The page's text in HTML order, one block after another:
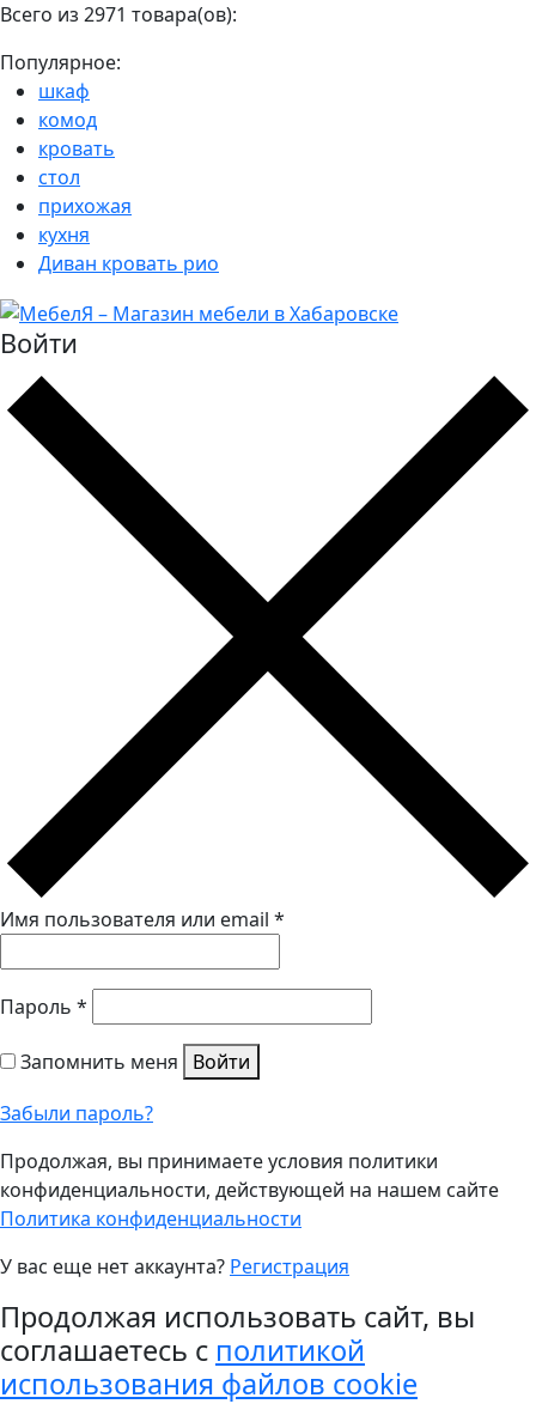
Всего из 2971 товара(ов):
Популярное:
шкаф
комод
кровать
стол
прихожая
кухня
Диван кровать рио
Войти
Имя пользователя или email *
Пароль *
Запомнить меня
Войти
Забыли пароль?
Продолжая, вы принимаете условия политики
конфиденциальности, действующей на нашем сайте
Политика конфиденциальности
У вас еще нет аккаунта? Регистрация
Продолжая использовать сайт, вы
соглашаетесь с политикой
использования файлов cookie